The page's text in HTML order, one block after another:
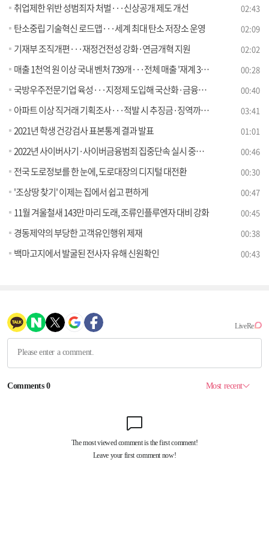
취업제한 위반 성범죄자 처벌···신상공개 제도 개선 02:43
탄소중립 기술혁신 로드맵···세계 최대 탄소 저장소 운영 02:09
기재부 조직개편···재정건전성 강화·연금개혁 지원 02:02
매출 1천억 원 이상 국내 벤처 739개···전체 매출 '재계 3위' 00:28
국방우주전문기업 육성···지정제 도입해 국산화·금융지원 00:40
아파트 이상 직거래 기획조사···적발 시 추징금·징역까지 [정책현장+] 03:41
2021년 학생 건강검사 표본통계 결과 발표 01:01
2022년 사이버사기·사이버금융범죄 집중단속 실시 중간 결과 25,616명 검거, 1,391명 구속 00:46
전국 도로정보를 한 눈에, 도로대장의 디지털 대전환 00:30
'조상땅 찾기' 이제는 집에서 쉽고 편하게 00:47
11월 겨울철새 143만 마리 도래, 조류인플루엔자 대비 강화 00:45
경동제약의 부당한 고객유인행위 제재 00:38
백마고지에서 발굴된 전사자 유해 신원확인 00:43